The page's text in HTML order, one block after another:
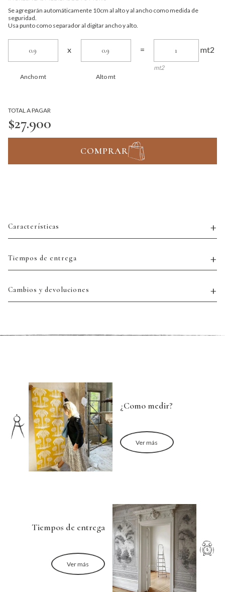
Se agregarán automáticamente 10cm al alto y al ancho como medida de
seguridad.
Usa punto como separador al digitar ancho y alto.
Ancho mt
x
Alto mt
= mt2
mt2
TOTAL A PAGAR
$27.900
COMPRAR
Características
Tiempos de entrega
Cambios y devoluciones
¿Como medir?
Ver más
Tiempos de entrega
Ver más